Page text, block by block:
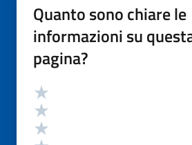
Quanto sono chiare le
informazioni su
pagina?
Valutazione